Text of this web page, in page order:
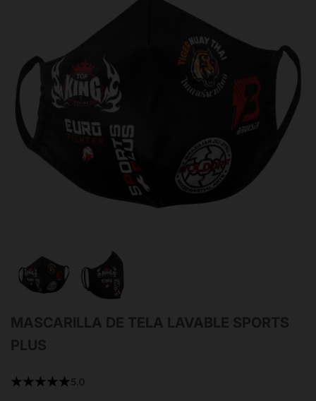
MASCARILLA DE TELA LAVABLE SPORTS
PLUS
★★★★★5.0